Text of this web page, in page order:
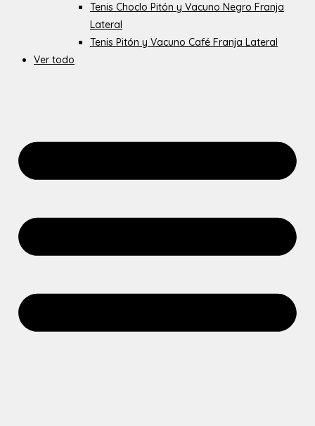
Tenis Choclo Pitón y Vacuno Negro Franja
Lateral
Tenis Pitón y Vacuno Café Franja Lateral
Ver todo